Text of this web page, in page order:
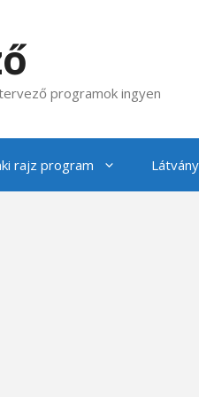
programok ingyen
rajz program